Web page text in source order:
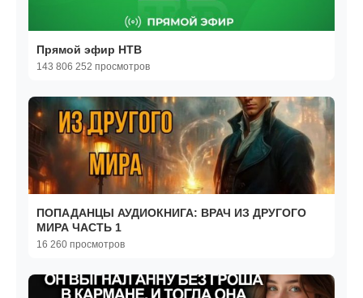
Прямой эфир НТВ
143 806 252 просмотров
ПОПАДАНЦЫ АУДИОКНИГА: ВРАЧ ИЗ ДРУГОГО
МИРА ЧАСТЬ 1
16 260 просмотров